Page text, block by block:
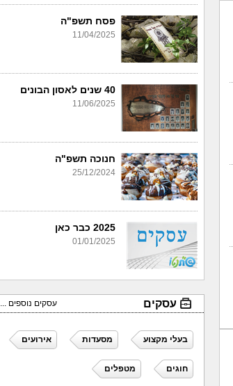
פסח תשפ"ה
11/04/2025
40 שנים לאסון הבונים
11/06/2025
חנוכה תשפ"ה
25/12/2024
2025 כבר כאן
01/01/2025
עסקים עסקים נוספים ...
בעלי מקצוע מסעדות אירועים
חוגים מטפלים